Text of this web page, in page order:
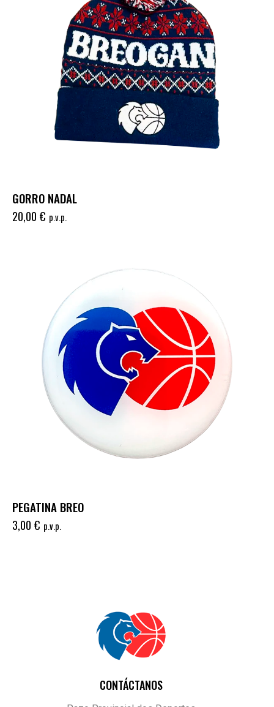
GORRO NADAL
20,00 € p.v.p.
PEGATINA BREO
3,00 € p.v.p.
CONTÁCTANOS